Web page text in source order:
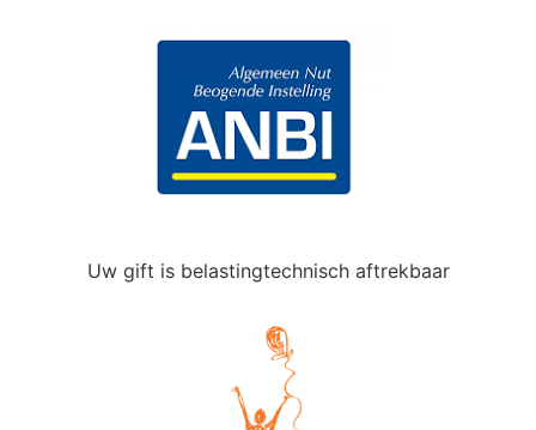
Uw gift is belastingtechnisch aftrekbaar